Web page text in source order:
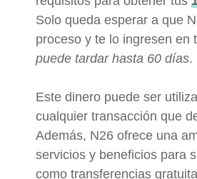
Solo queda esperar a que
proceso y te lo ingresen en
puede tardar hasta 60 días.
Este dinero puede ser
cualquier transacción que
Además, N26 ofrece una
servicios y beneficios para
como transferencias